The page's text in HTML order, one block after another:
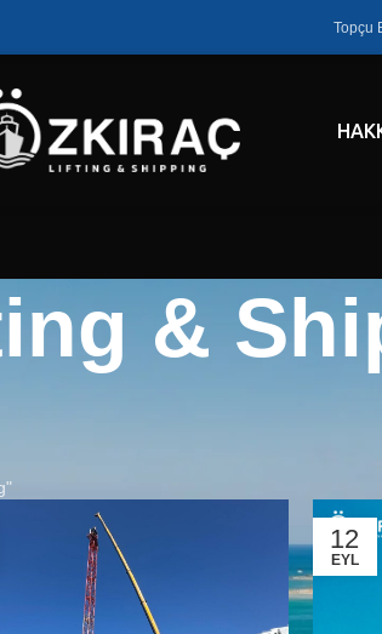
Topçu
&
12
EYL